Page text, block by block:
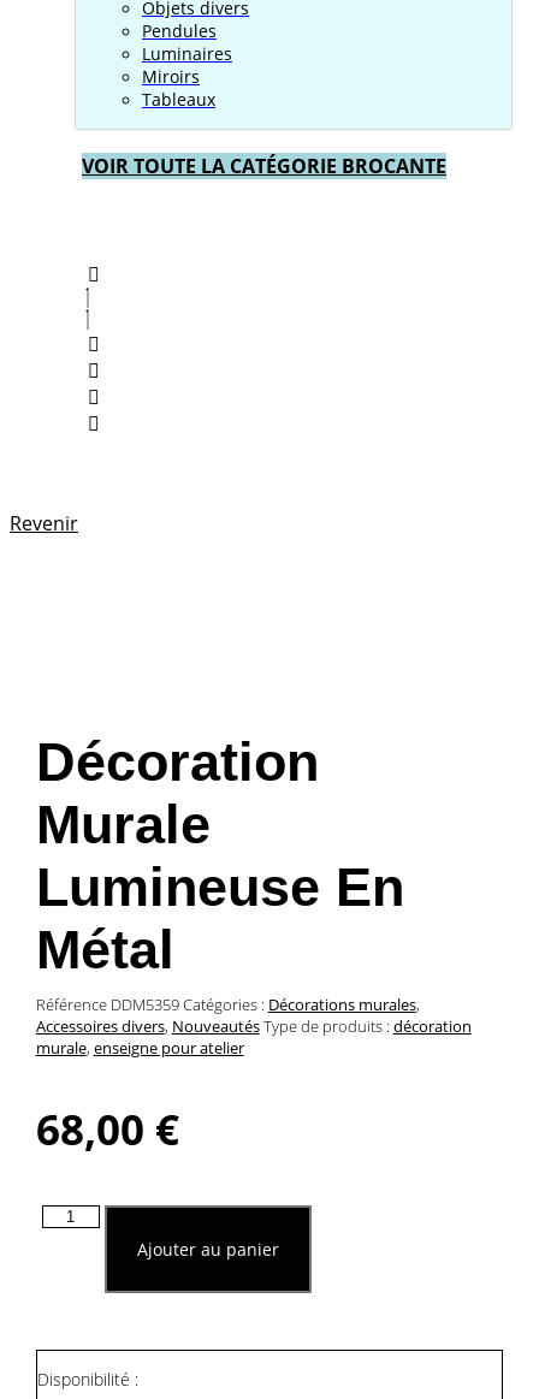
Objets divers
Pendules
Luminaires
Miroirs
Tableaux
VOIR TOUTE LA CATÉGORIE BROCANTE
Revenir
Décoration
Murale
Lumineuse En
Métal
Référence DDM5359Catégories : Décorations murales,
Accessoires divers, NouveautésType de produits : décoration
murale, enseigne pour atelier
68,00 €
quantité
Ajouter au panier
Disponibilité :